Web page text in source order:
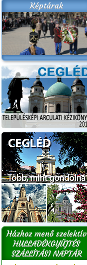
Képtárak
Házhoz menő szelektív
HULLADÉKGYŰJTÉS
SZÁLLÍTÁSI NAPTÁR